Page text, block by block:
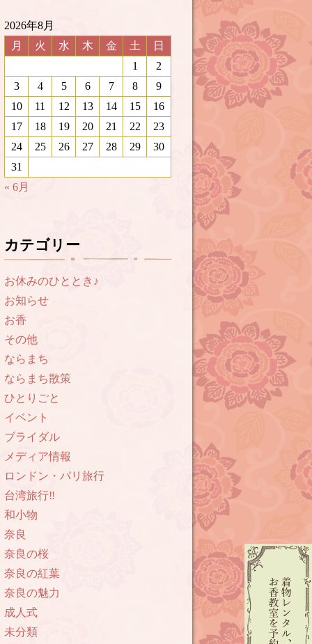
2026年8月
月
火 水 木 金 土
日
1
2
3
4 5 6 7 8
9
10
11 12 13 14 15
16
17
18 19 20 21 22
23
24
25 26 27 28 29
30
31
« 6月
カテゴリー
お休みのひととき♪
お知らせ
お香
その他
ならまち
ならまち散策
ひとりごと
イベント
ブライダル
メディア情報
ロンドン・パリ旅行
台湾旅行‼︎
和小物
奈良
奈良の桜
奈良の紅葉
奈良の魅力
成人式
未分類